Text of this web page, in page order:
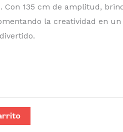
Con 135 cm de amplitud,
la creatividad en un